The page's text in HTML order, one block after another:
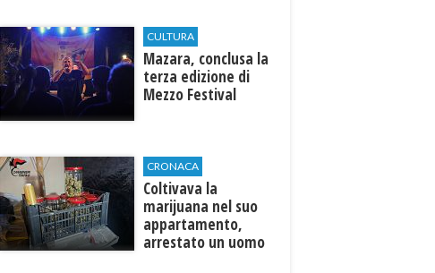
CULTURA
​Mazara, conclusa la
terza edizione di
Mezzo Festival
CRONACA
Coltivava la
marijuana nel suo
appartamento,
arrestato un uomo